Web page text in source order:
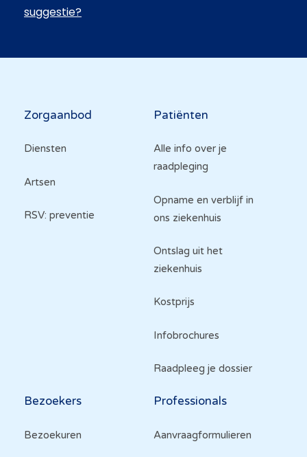
suggestie?
Hoofdnavigatie
Zorgaanbod
Diensten
Artsen
RSV: preventie
Patiënten
Alle info over je
raadpleging
Opname en verblijf in
ons ziekenhuis
Ontslag uit het
ziekenhuis
Kostprijs
Infobrochures
Raadpleeg je dossier
Bezoekers
Bezoekuren
Professionals
Aanvraagformulieren